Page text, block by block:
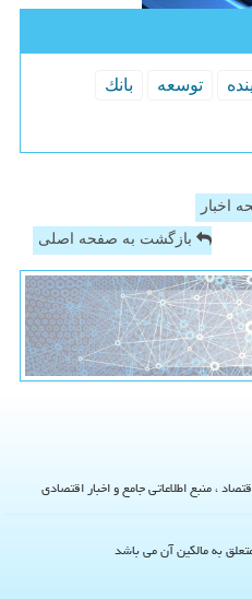
آینده توسعه
بانك
اخبار
بازگشت به صفحه اصلی
، منبع اطلاعاتی جامع و اخبار اقتصادی